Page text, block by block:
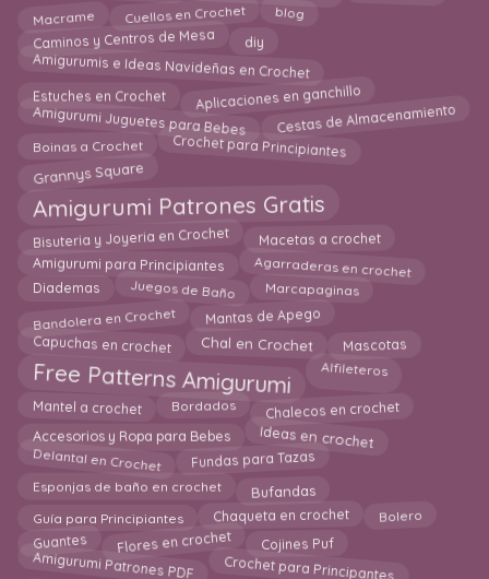
Macrame Cuellos en Crochet blog
Caminos y Centros de Mesa diy
Amigurumis e Ideas Navideñas en Crochet
Estuches en Crochet Aplicaciones en ganchillo
Amigurumi Juguetes para Bebes Cestas de Almacenamiento
Boinas a Crochet Crochet para Principiantes
Grannys Square
Amigurumi Patrones Gratis
Bisuteria y Joyeria en Crochet Macetas a crochet
Amigurumi para Principiantes Agarraderas en crochet
Diademas Juegos de Baño Marcapaginas
Bandolera en Crochet Mantas de Apego
Capuchas en crochet Chal en Crochet Mascotas
Free Patterns Amigurumi Alfileteros
Mantel a crochet Bordados Chalecos en crochet
Accesorios y Ropa para Bebes Ideas en crochet
Delantal en Crochet Fundas para Tazas
Esponjas de baño en crochet Bufandas
Guía para Principiantes Chaqueta en crochet Bolero
Guantes Flores en crochet Cojines Puf
Amigurumi Patrones PDF Crochet para Principantes